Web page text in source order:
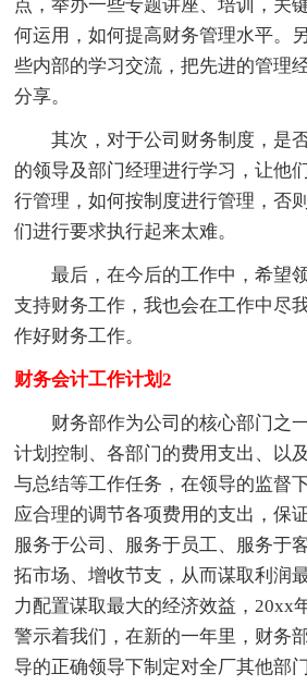
点，举办一些专题讲座、培训，关
何运用，如何提高财务管理水平。
些内部的学习交流，把先进的管理
分享。
其次，对于公司财务制度，是否
的领导及部门经理进行学习，让他
行管理，如何按制度进行管理，否
们进行要求执行起来太难。
最后，在今后的工作中，希望领
支持财务工作，我也会在工作中尽
作好财务工作。
财务会计工作计划2
财务部作为公司的核心部门之
计划控制、各部门的费用支出、以
与总结等工作任务，在领导的监督
应合理的调节各项费用的支出，保
服务于公司、服务于员工、服务于
拓市场、增收节支，从而谋取利润
力配置谋取最大的经济效益，20xx
警示着我们，在新的一年里，财务
导的正确领导下制定对全厂其他部